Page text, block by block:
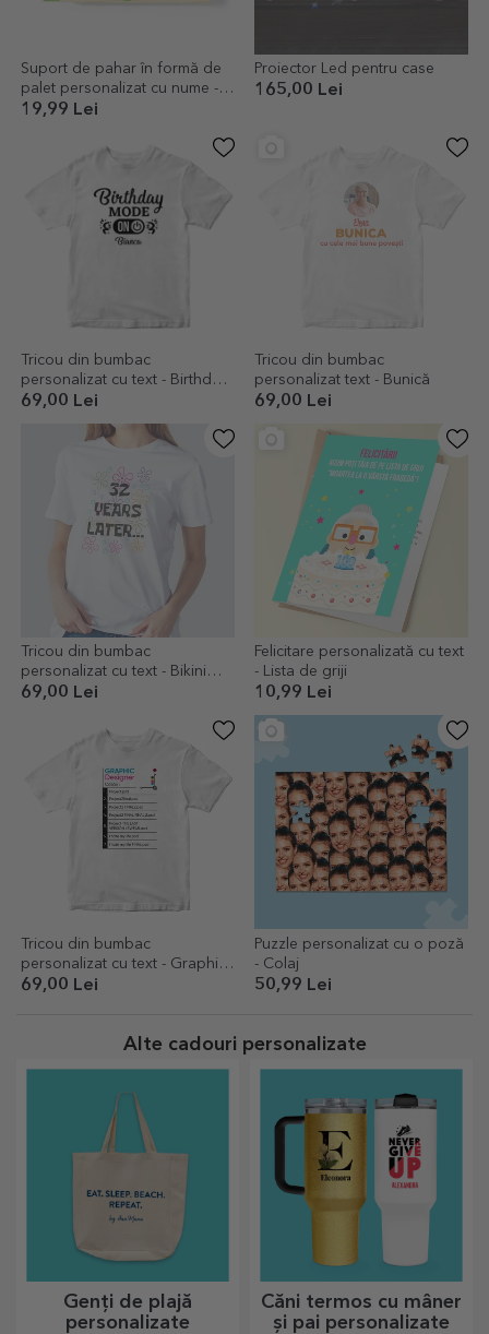
Suport de pahar în formă de
palet personalizat cu nume -
Berea mea
19,99 Lei
Proiector Led pentru case
165,00 Lei
Tricou din bumbac
personalizat cu text - Birthday
Mode ON
69,00 Lei
Tricou din bumbac
personalizat text - Bunică
69,00 Lei
Tricou din bumbac
personalizat cu text - Bikini
Bottom Birthday
69,00 Lei
Felicitare personalizată cu text
- Lista de griji
10,99 Lei
Tricou din bumbac
personalizat cu text - Graphic
Designer
69,00 Lei
Puzzle personalizat cu o poză
- Colaj
50,99 Lei
Alte cadouri personalizate
Genți de plajă
personalizate
Căni termos cu mâner
și pai personalizate